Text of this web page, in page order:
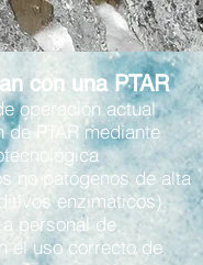
con una PTAR
operación actual
PTAR mediante
no patógenos de alta
enzimáticos).
personal de
el uso correcto de